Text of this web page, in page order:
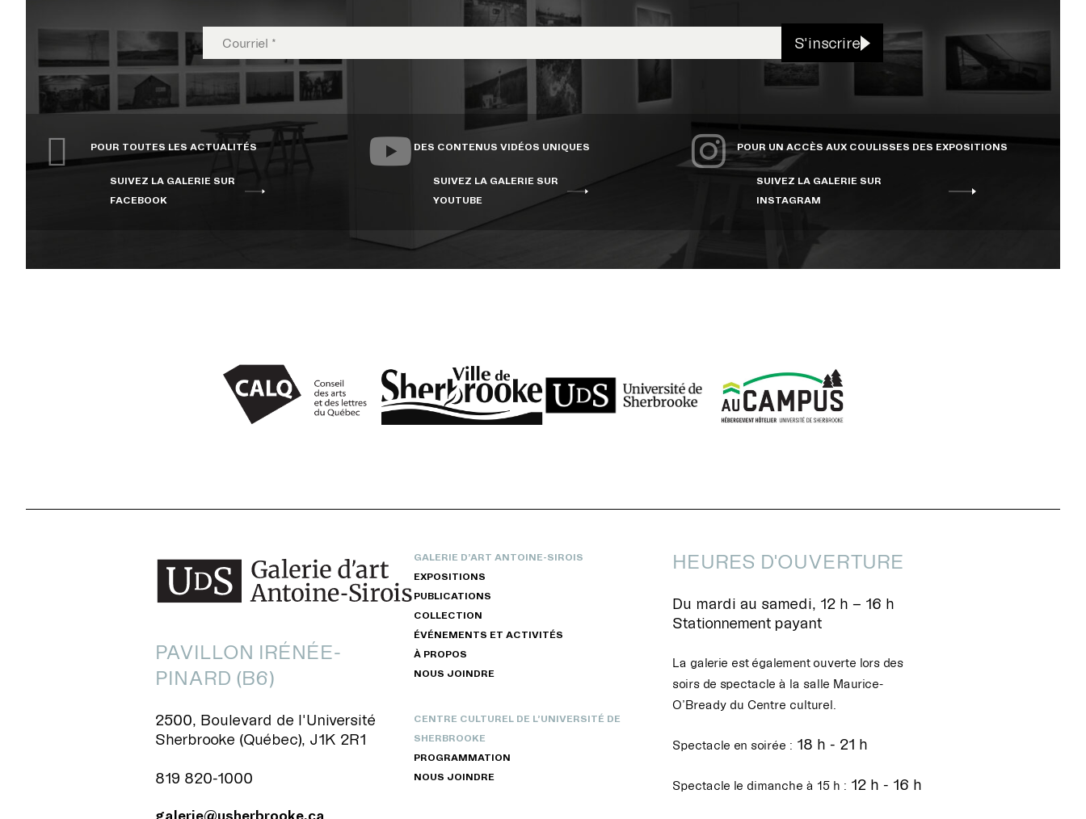
S'inscrire
POUR TOUTES LES ACTUALITÉS
SUIVEZ LA GALERIE SUR
FACEBOOK
DES CONTENUS VIDÉOS UNIQUES
SUIVEZ LA GALERIE SUR
YOUTUBE
POUR UN ACCÈS AUX COULISSES DES EXPOSITIONS
SUIVEZ LA GALERIE SUR
INSTAGRAM
PAVILLON IRÉNÉE-
PINARD (B6)
2500, Boulevard de l'Université
Sherbrooke (Québec), J1K 2R1
819 820-1000
GALERIE D’ART ANTOINE-SIROIS
EXPOSITIONS
PUBLICATIONS
COLLECTION
ÉVÉNEMENTS ET ACTIVITÉS
À PROPOS
NOUS JOINDRE
CENTRE CULTUREL DE L’UNIVERSITÉ DE
SHERBROOKE
PROGRAMMATION
NOUS JOINDRE
HEURES D'OUVERTURE
Du mardi au samedi, 12 h – 16 h
Stationnement payant
La galerie est également ouverte lors des
soirs de spectacle à la salle Maurice-
O’Bready du Centre culturel.
Spectacle en soirée : 18 h - 21 h
Spectacle le dimanche à 15 h : 12 h - 16 h